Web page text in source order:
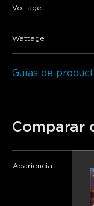
Voltage
Wattage
Guías de
Comparar
Apariencia